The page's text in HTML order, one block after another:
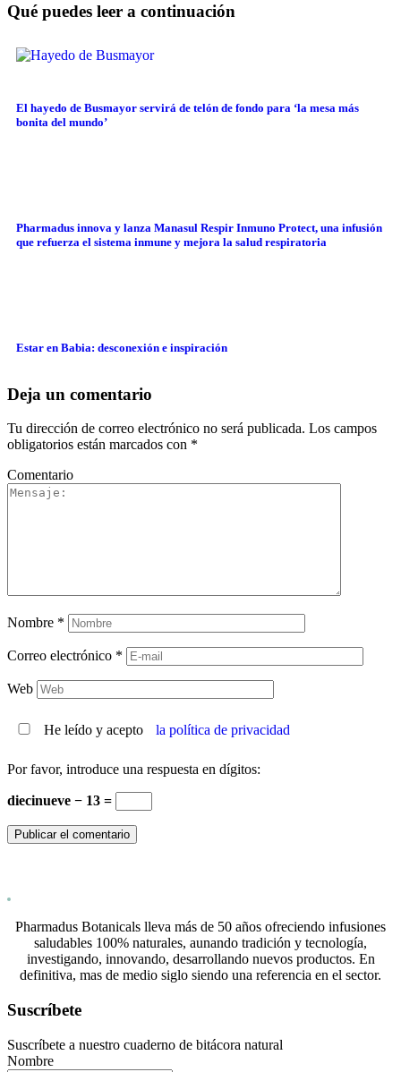
Qué puedes leer a continuación
El hayedo de Busmayor servirá de telón de fondo para ‘la mesa más
bonita del mundo’
Pharmadus innova y lanza Manasul Respir Inmuno Protect, una infusión
que refuerza el sistema inmune y mejora la salud respiratoria
Estar en Babia: desconexión e inspiración
Deja un comentario
Tu dirección de correo electrónico no será publicada. Los campos
obligatorios están marcados con *
Comentario
Nombre *
Correo electrónico *
Web
He leído y acepto la política de privacidad
Por favor, introduce una respuesta en dígitos:
diecinueve − 13 =
Pharmadus Botanicals lleva más de 50 años ofreciendo infusiones
saludables 100% naturales, aunando tradición y tecnología,
investigando, innovando, desarrollando nuevos productos. En
definitiva, mas de medio siglo siendo una referencia en el sector.
Suscríbete
Suscríbete a nuestro cuaderno de bitácora natural
Nombre